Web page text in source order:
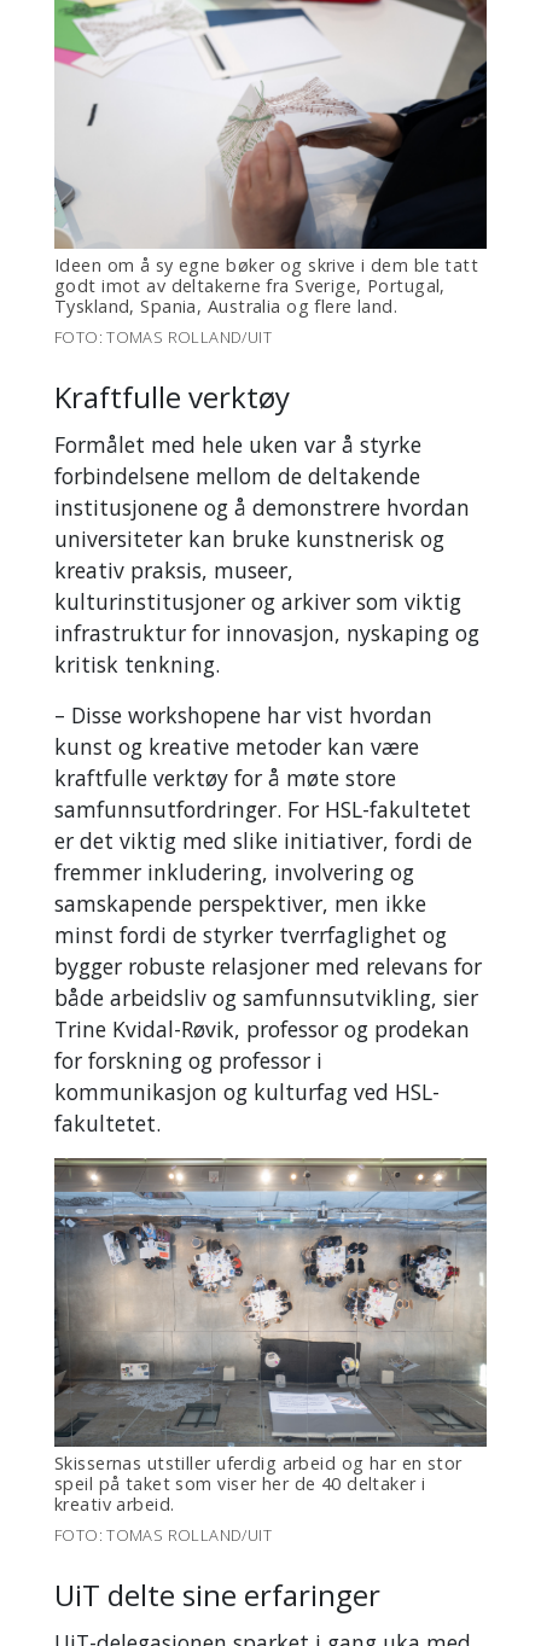
Ideen om å sy egne bøker og skrive i dem ble tatt
godt imot av deltakerne fra Sverige, Portugal,
Tyskland, Spania, Australia og flere land.
FOTO: TOMAS ROLLAND/UIT
Kraftfulle verktøy
Formålet med hele uken var å styrke
forbindelsene mellom de deltakende
institusjonene og å demonstrere hvordan
universiteter kan bruke kunstnerisk og
kreativ praksis, museer,
kulturinstitusjoner og arkiver som viktig
infrastruktur for innovasjon, nyskaping og
kritisk tenkning.
– Disse workshopene har vist hvordan
kunst og kreative metoder kan være
kraftfulle verktøy for å møte store
samfunnsutfordringer. For HSL-fakultetet
er det viktig med slike initiativer, fordi de
fremmer inkludering, involvering og
samskapende perspektiver, men ikke
minst fordi de styrker tverrfaglighet og
bygger robuste relasjoner med relevans for
både arbeidsliv og samfunnsutvikling, sier
Trine Kvidal-Røvik, professor og prodekan
for forskning og professor i
kommunikasjon og kulturfag ved HSL-
fakultetet.
Skissernas utstiller uferdig arbeid og har en stor
speil på taket som viser her de 40 deltaker i
kreativ arbeid.
FOTO: TOMAS ROLLAND/UIT
UiT delte sine erfaringer